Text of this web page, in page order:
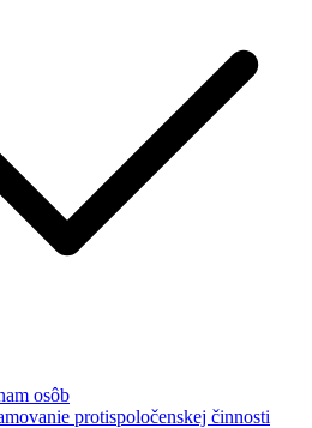
osôb
protispoločenskej činnosti